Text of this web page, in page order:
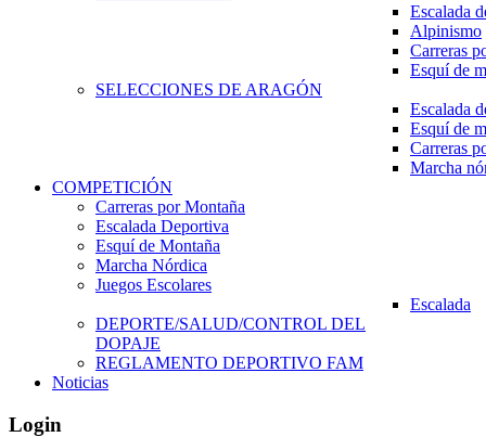
Escalada
Alpinismo
Carreras
Esquí de
SELECCIONES DE ARAGÓN
Escalada
Esquí de
Carreras
Marcha
COMPETICIÓN
Carreras por Montaña
Escalada Deportiva
Esquí de Montaña
Marcha Nórdica
Juegos Escolares
Escalada
DEPORTE/SALUD/CONTROL DEL
DOPAJE
REGLAMENTO DEPORTIVO FAM
Noticias
Login